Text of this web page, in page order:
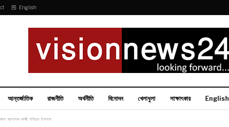
English
আন্তর্জাতিক রাজনীতি অর্থনীতি বিনোদন খেলাধুলা সাক্ষাৎকার English
প্রশাসক কাজী শহিদুল ইসলাম